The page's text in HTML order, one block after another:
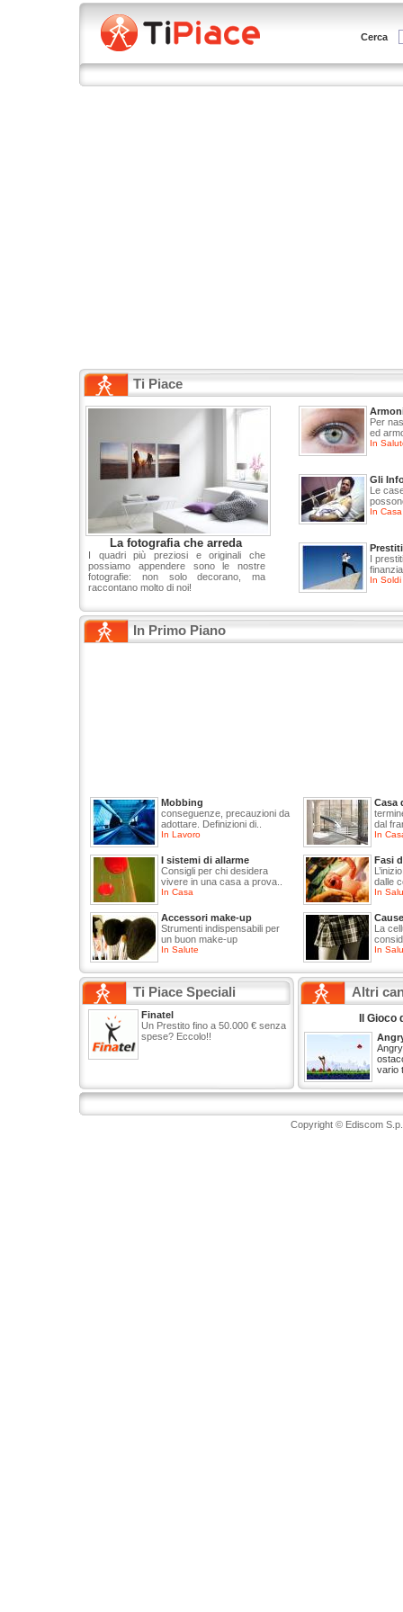
Cerca
Ti Piace
La fotografia che arreda
I quadri più preziosi e originali che
possiamo appendere sono le nostre
fotografie: non solo decorano, ma
raccontano molto di noi!
Per
ed
In
Gli
Le
In Casa
I
In Soldi
In Primo Piano
Mobbing
conseguenze, precauzioni da
adottare. Definizioni di..
In Lavoro
Casa
dal
In
I sistemi di allarme
Consigli per chi desidera
vivere in una casa a prova..
In Casa
Fasi
dalle
In
Accessori make-up
Strumenti indispensabili per
un buon make-up
In Salute
La
In
Ti Piace Speciali
Finatel
Un Prestito fino a 50.000 € senza
spese? Eccolo!!
Altri
Il
vario
Copyright © Ediscom